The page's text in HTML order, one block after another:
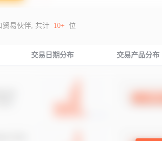
贸易伙伴, 共计 10+ 位
交易日期分布 交易产品分布